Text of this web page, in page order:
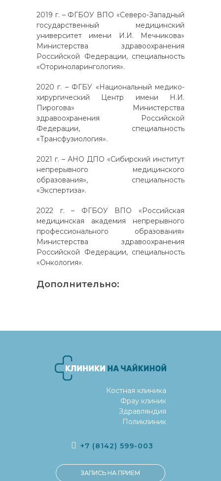
2019 г. – ФГБОУ ВПО «Северо-Западный
государственный медицинский
университет имени И.И. Мечникова»
Министерства здравоохранения
Российской Федерации, специальность
«Оториноларингология».
2020 г. – ФГБУ «Национальный медико-
хирургический Центр имени Н.И.
Пирогова» Министерства
здравоохранения Российской
Федерации, специальность
«Трансфузиология».
2021 г. – АНО ДПО «Сибирский институт
непрерывного медицинского
образования», специальность
«Экспертиза».
2022 г. – ФГБОУ ВПО «Российская
медицинская академия непрерывного
профессионального образования»
Министерства здравоохранения
Российской Федерации, специальность
«Онкология».
Дополнительно:
+7 (8142) 599-003
ЗАПИСЬ НА ПРИЕМ
Костная клиника
Фрау клиник
Здравляндия
Поликлиник